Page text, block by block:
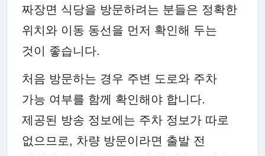
짜장면 식당을 방문하려는 분들은 정확한
위치와 이동 동선을 먼저 확인해 두는
것이 좋습니다.
처음 방문하는 경우 주변 도로와 주차
가능 여부를 함께 확인해야 합니다.
제공된 방송 정보에는 주차 정보가 따로
없으므로, 차량 방문이라면 출발 전